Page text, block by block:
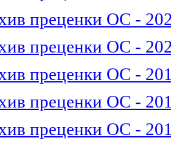
преценки ОС -
преценки ОС -
преценки ОС -
преценки ОС -
преценки ОС -